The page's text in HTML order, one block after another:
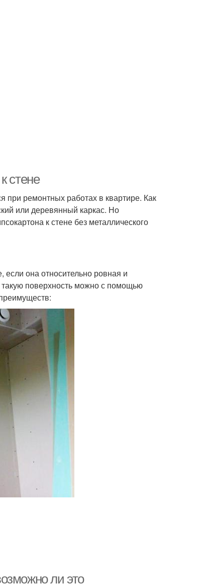
стене
при ремонтных работах в квартире. Как
или деревянный каркас. Но
к стене без металлического
если она относительно ровная и
поверхность можно с помощью
ли это